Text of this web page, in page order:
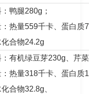
鸭腿280g；
热量559千卡、蛋白质
合物24.2g
：有机绿豆芽230g、芹
热量318千卡、蛋白质
合物32.8g、